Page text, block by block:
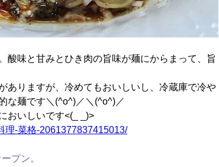
酸味と甘みとひき肉の旨味が麺にからまって、旨
ありますが、冷めてもおいしいし、冷蔵庫で冷や
な麺です＼(^o^)／＼(^o^)／
おいしいです<(_ _)>
理-菜格-2061377837415013/
プン。